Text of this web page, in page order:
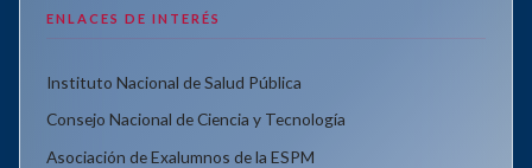
ENLACES DE INTERÉS
Instituto Nacional de Salud Pública
Consejo Nacional de Ciencia y Tecnología
Asociación de Exalumnos de la ESPM